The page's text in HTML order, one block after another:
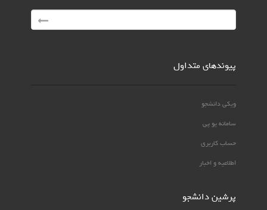
پیوندهای متداول
ویکی دانشجو
سامانه یو پی
حساب کاربری
اطلاعیه و اخبار
پرشین دانشجو